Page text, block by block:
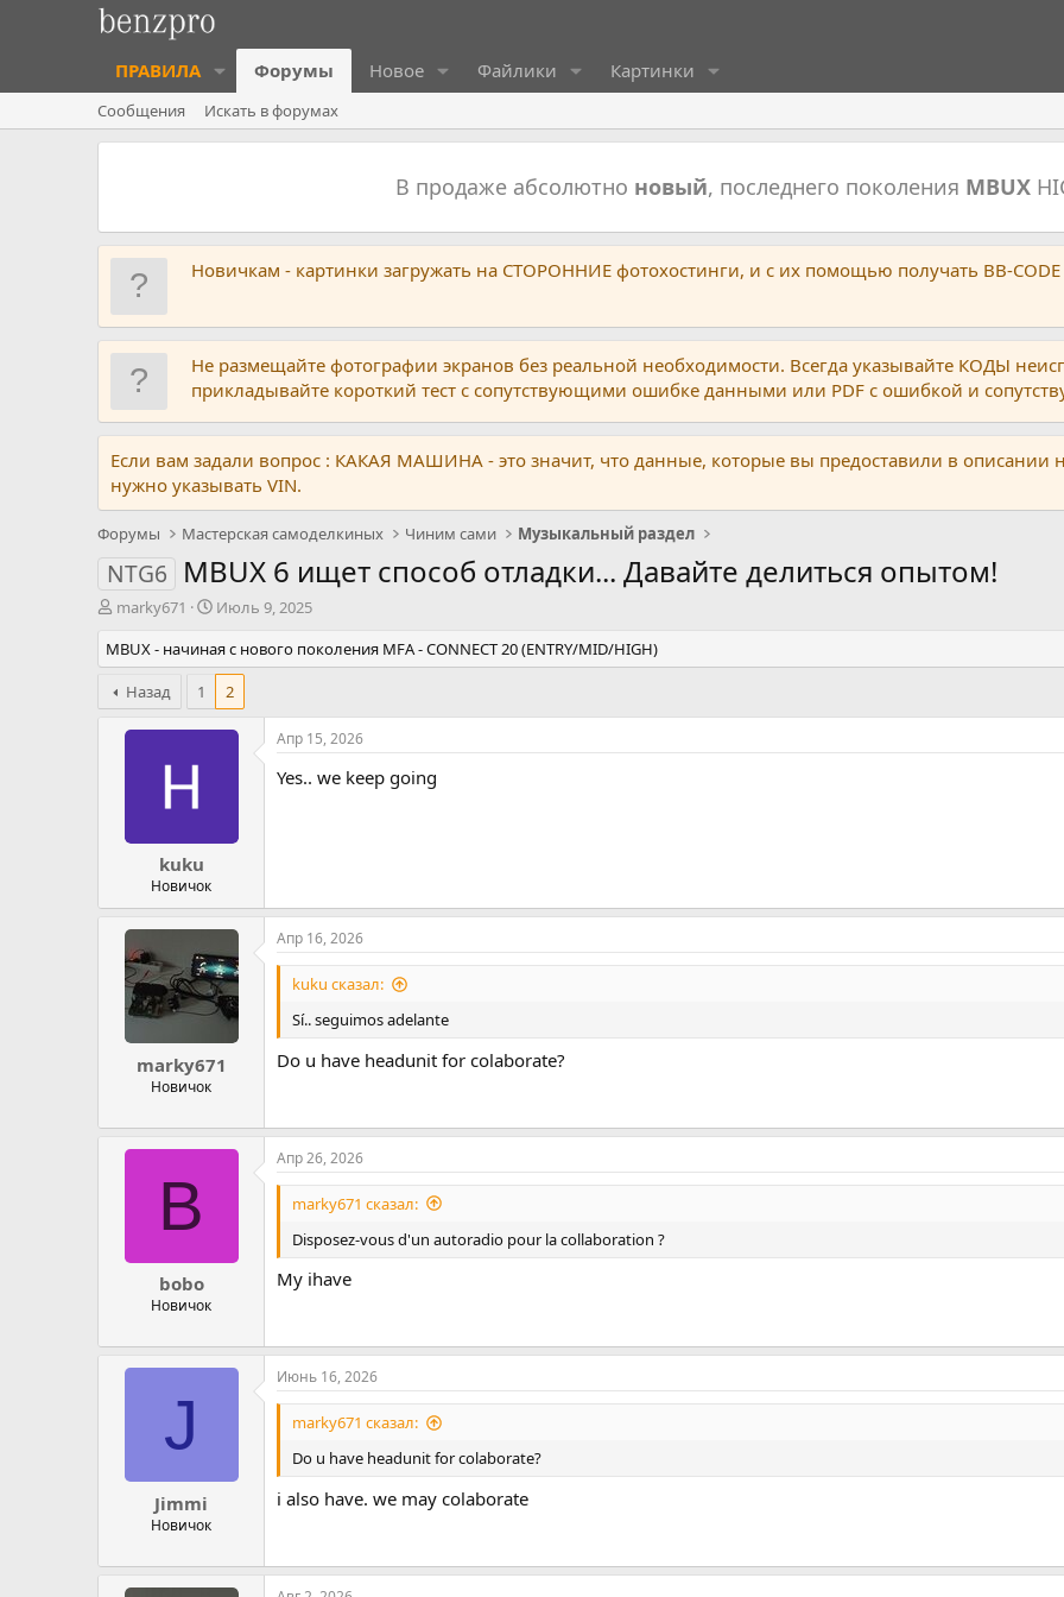
ПРАВИЛА Форумы Новое Файлики Картинки
Сообщения Искать в форумах
В продаже абсолютно новый, последнего поколения MBUX
Новичкам - картинки загружать на СТОРОННИЕ фотохостинги, и с их помощью получать BB-
Не размещайте фотографии экранов без реальной необходимости. Всегда указывайте КОДЫ
прикладывайте короткий тест с сопутствующими ошибке данными или PDF с ошибкой и
Если вам задали вопрос : КАКАЯ МАШИНА - это значит, что данные, которые вы предоставили в описании
нужно указывать VIN.
Форумы Мастерская самоделкиных Чиним сами Музыкальный раздел
NTG6 MBUX 6 ищет способ отладки... Давайте делиться опытом!
А
т
о
р
т
marky671
Д
т
а
а
ч
Июль 9, 2025
MBUX - начиная с нового поколения MFA - CONNECT 20 (ENTRY/MID/HIGH)
Назад
1 2
kuku
Новичок
Апр 15, 2026
Yes.. we keep going
marky671
Новичок
Апр 16, 2026
kuku сказал:
Sí.. seguimos adelante
Do u have headunit for colaborate?
B
bobo
Новичок
Апр 26, 2026
marky671 сказал:
Disposez-vous d'un autoradio pour la collaboration ?
My ihave
J
Jimmi
Новичок
Июнь 16, 2026
marky671 сказал:
Do u have headunit for colaborate?
i also have. we may colaborate